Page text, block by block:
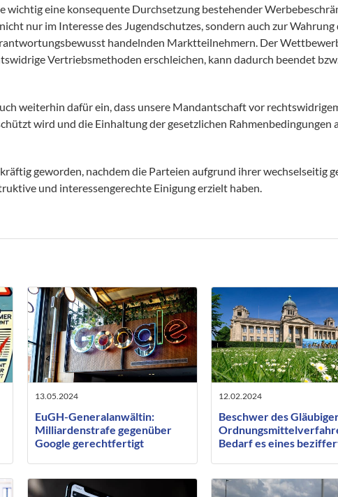
wichtig eine konsequente Durchsetzung bestehender
nur im Interesse des Jugendschutzes, sondern auch zur Wahrung
handelnden Marktteilnehmern. Der
Vertriebsmethoden erschleichen, kann dadurch beendet
weiterhin dafür ein, dass unsere Mandantschaft vor
wird und die Einhaltung der gesetzlichen Rahmenbedingungen
geworden, nachdem die Parteien aufgrund ihrer wechselseitig
und interessengerechte Einigung erzielt haben.
13.05.2024
EuGH-Generalanwältin:
Milliardenstrafe gegenüber
Google gerechtfertigt
12.02.2024
Beschwer des
Bedarf es eines